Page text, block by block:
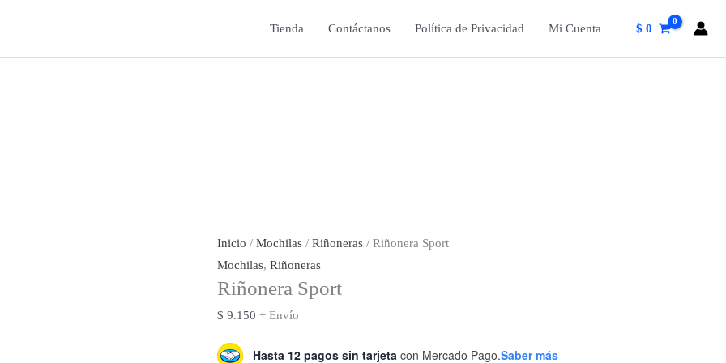
Tienda Contáctanos Política de Privacidad Mi Cuenta $ 0
Inicio / Mochilas / Riñoneras / Riñonera Sport
Mochilas, Riñoneras
Riñonera Sport
$ 9.150 + Envío
Hasta 12 pagos sin tarjeta con Mercado Pago.Saber más